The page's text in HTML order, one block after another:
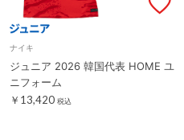
ナイキ
ジュニア 2026 韓国代表 HOME ユ
ニフォーム
￥13,420 税込